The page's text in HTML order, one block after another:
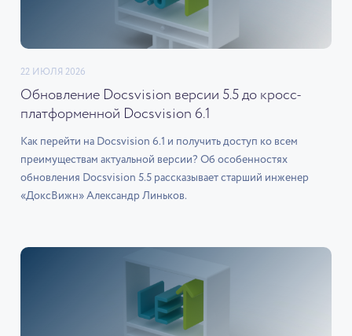
22 ИЮЛЯ 2026
Обновление Docsvision версии 5.5 до кросс-
платформенной Docsvision 6.1
Как перейти на Docsvision 6.1 и получить доступ ко всем
преимуществам актуальной версии? Об особенностях
обновления Docsvision 5.5 рассказывает старший инженер
«ДоксВижн» Александр Линьков.